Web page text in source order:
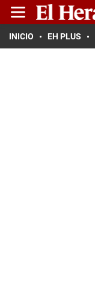
INICIO EH PLUS